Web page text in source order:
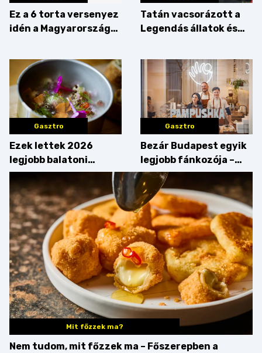
Ez a 6 torta versenyez
idén a Magyarország
Tatán vacsorázott a
Legendás állatok és
Gasztro
Ezek lettek 2026
legjobb balatoni
strandételei –
végigkóstoltuk a
győzteseket
Gasztro
Bezár Budapest egyik
legjobb fánkozója –
búcsúzik a Pampushka
Mit főzzek ma?
Nem tudom, mit főzzek ma – Főszerepben a